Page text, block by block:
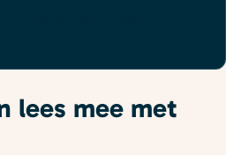
lees mee met